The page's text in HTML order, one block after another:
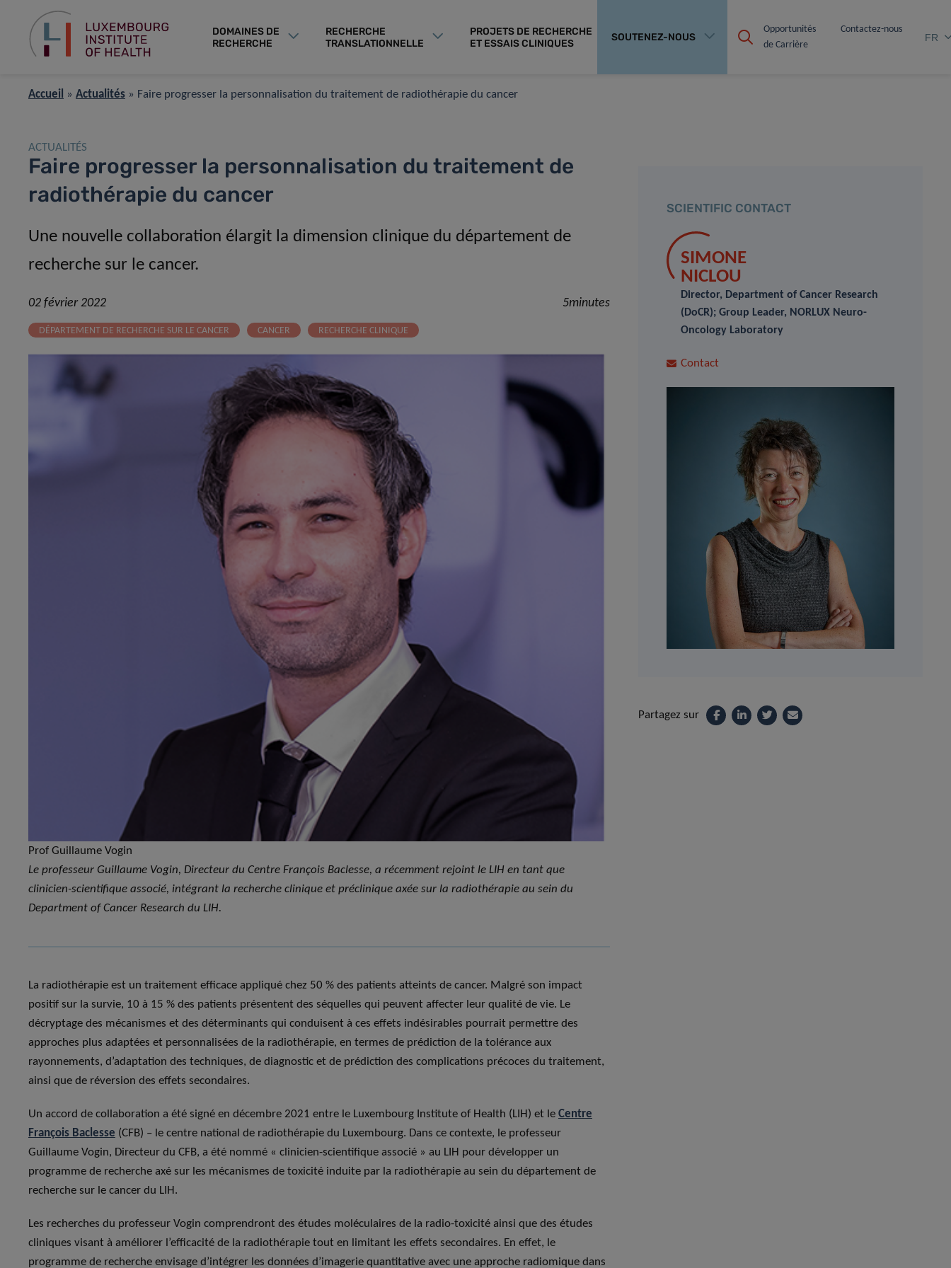
DOMAINES DE
RECHERCHE
RECHERCHE
TRANSLATIONNELLE
PROJETS DE RECHERCHE
ET ESSAIS CLINIQUES
SOUTENEZ-NOUS
Opportunités
de Carrière
Contactez-nous
FR
Accueil » Actualités » Faire progresser la personnalisation du traitement de radiothérapie du cancer
ACTUALITÉS
Faire progresser la personnalisation du traitement de
radiothérapie du cancer
Une nouvelle collaboration élargit la dimension clinique du département de
recherche sur le cancer.
02 février 2022 5minutes
DÉPARTEMENT DE RECHERCHE SUR LE CANCER CANCER RECHERCHE CLINIQUE
Prof Guillaume Vogin
Le professeur Guillaume Vogin, Directeur du Centre François Baclesse, a récemment rejoint le LIH en tant que
clinicien-scientifique associé, intégrant la recherche clinique et préclinique axée sur la radiothérapie au sein du
Department of Cancer Research du LIH.
La radiothérapie est un traitement efficace appliqué chez 50 % des patients atteints de cancer. Malgré son impact
positif sur la survie, 10 à 15 % des patients présentent des séquelles qui peuvent affecter leur qualité de vie. Le
décryptage des mécanismes et des déterminants qui conduisent à ces effets indésirables pourrait permettre des
approches plus adaptées et personnalisées de la radiothérapie, en termes de prédiction de la tolérance aux
rayonnements, d’adaptation des techniques, de diagnostic et de prédiction des complications précoces du traitement,
ainsi que de réversion des effets secondaires.
Un accord de collaboration a été signé en décembre 2021 entre le Luxembourg Institute of Health (LIH) et le Centre
François Baclesse (CFB) – le centre national de radiothérapie du Luxembourg. Dans ce contexte, le professeur
Guillaume Vogin, Directeur du CFB, a été nommé « clinicien-scientifique associé » au LIH pour développer un
programme de recherche axé sur les mécanismes de toxicité induite par la radiothérapie au sein du département de
recherche sur le cancer du LIH.
Les recherches du professeur Vogin comprendront des études moléculaires de la radio-toxicité ainsi que des études
cliniques visant à améliorer l’efficacité de la radiothérapie tout en limitant les effets secondaires. En effet, le
programme de recherche envisage d’intégrer les données d’imagerie quantitative avec une approche radiomique dans
SCIENTIFIC CONTACT
SIMONE
NICLOU
Director, Department of Cancer Research
(DoCR); Group Leader, NORLUX Neuro-
Oncology Laboratory
Contact
Partagez sur